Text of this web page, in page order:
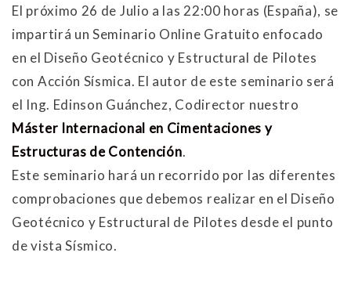
El próximo 26 de Julio a las 22:00 horas (España), se
impartirá un Seminario Online Gratuito enfocado
en el Diseño Geotécnico y Estructural de Pilotes
con Acción Sísmica. El autor de este seminario será
el Ing. Edinson Guánchez, Codirector nuestro
Máster Internacional en Cimentaciones y
Estructuras de Contención.
Este seminario hará un recorrido por las diferentes
comprobaciones que debemos realizar en el Diseño
Geotécnico y Estructural de Pilotes desde el punto
de vista Sísmico.